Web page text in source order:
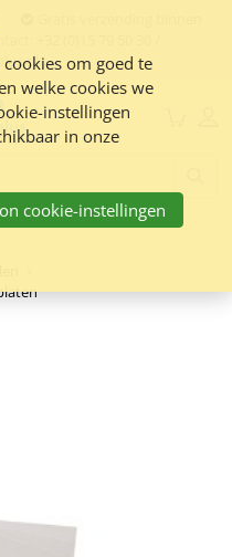
om goed te
welke cookies we
instellingen
in onze
cookie-instellingen